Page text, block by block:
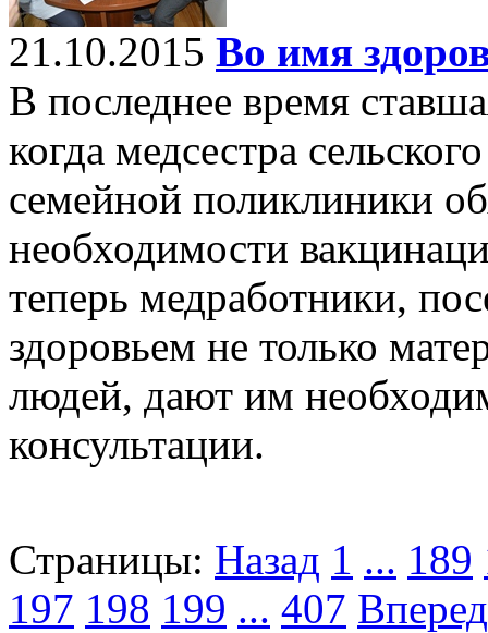
21.10.2015 Во имя
В последнее время
когда медсестра
семейной поликлиники
необходимости
теперь медработники,
здоровьем не только
людей, дают им
консультации.
Страницы: Назад 1 ... 189
197 198 199 ... 407 Вперед